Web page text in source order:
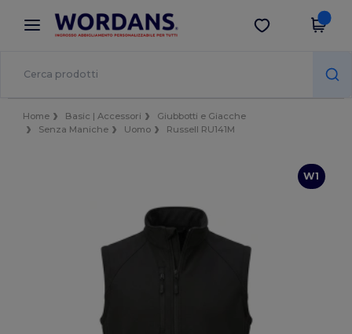
× App Wordans
Prezzi migliori sull'app!
Scarica app
Home Basic | Accessori
Giubbotti e Giacche
Senza Maniche
Uomo Russell RU141M
W1